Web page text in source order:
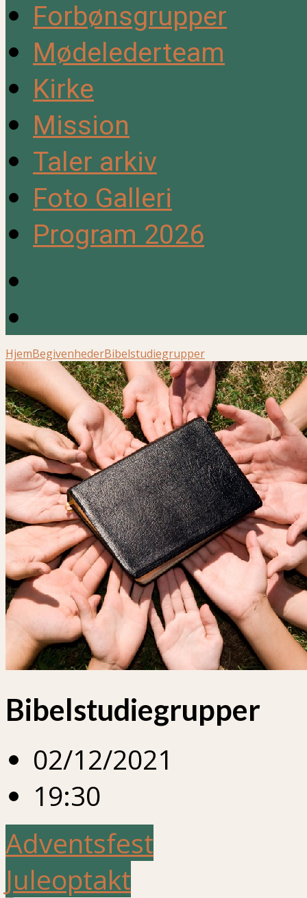
Forbønsgrupper
Mødelederteam
Kirke
Mission
Taler arkiv
Foto Galleri
Program 2026
HjemBegivenhederBibelstudiegrupper
Bibelstudiegrupper
02/12/2021
19:30
Adventsfest
Juleoptakt